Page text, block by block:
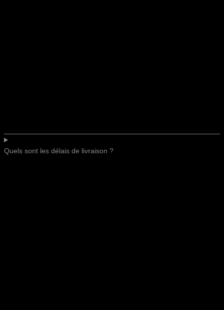
Quels sont les délais de livraison ?